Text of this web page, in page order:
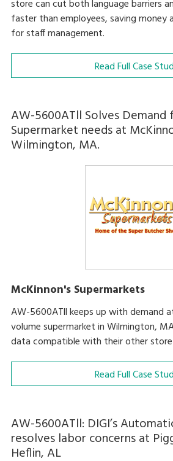
store can cut both language barriers
faster than employees, saving money
for staff management.
Read Full Case
AW-5600ATll Solves
Supermarket needs at
Wilmington, MA.
McKinnon's Supermarkets
AW-5600ATll keeps up with demand
volume supermarket in Wilmington,
data compatible with their other
Read Full Case
AW-5600ATll: DIGI’s
resolves labor concerns at
Heflin, AL